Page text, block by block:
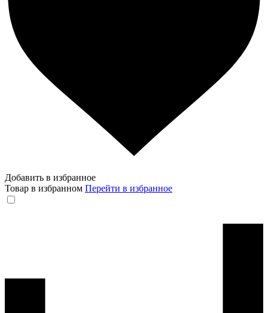
Добавить в избранное
Товар в избранном Перейти в избранное